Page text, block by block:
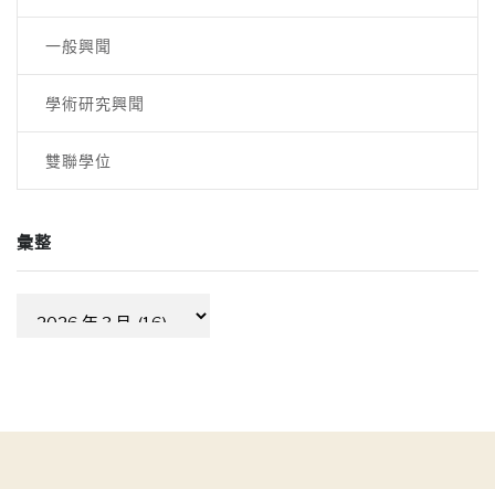
一般興聞
學術研究興聞
雙聯學位
彙整